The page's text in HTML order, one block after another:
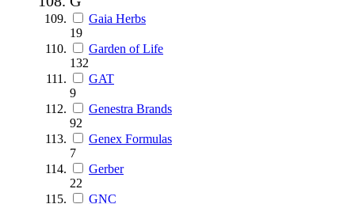
Gaia Herbs
19
Garden of Life
132
GAT
9
Genestra Brands
92
Genex Formulas
7
Gerber
22
GNC